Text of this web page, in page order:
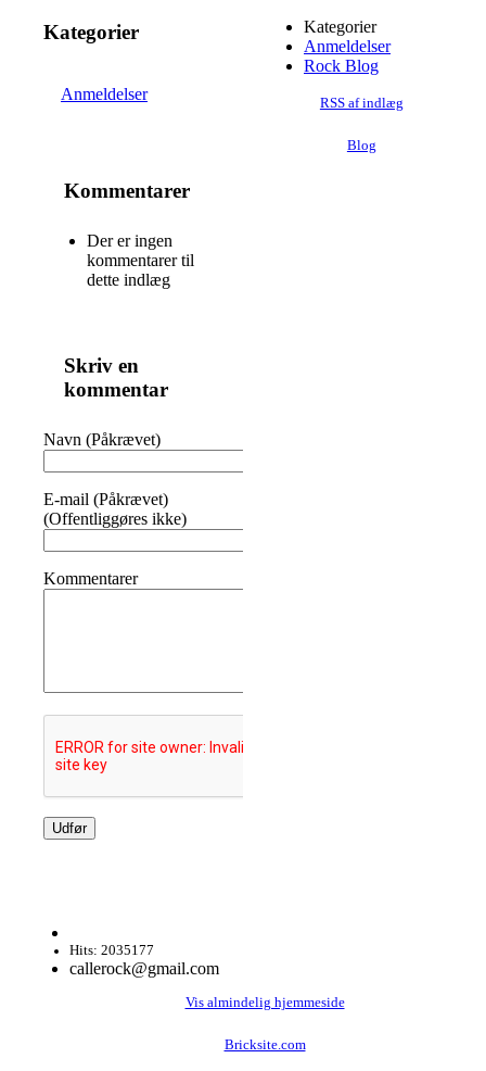
Kategorier
Anmeldelser
Kommentarer
Der er ingen
kommentarer til
dette indlæg
Skriv en
kommentar
Navn (Påkrævet)
E-mail (Påkrævet)
(Offentliggøres ikke)
Kommentarer
Kategorier
Anmeldelser
Rock Blog
RSS af indlæg
Blog
Hits: 2035177
callerock@gmail.com
Vis almindelig hjemmeside
Bricksite.com